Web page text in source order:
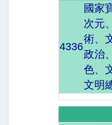
4336
國家
次元
術、
政治
色、
文明